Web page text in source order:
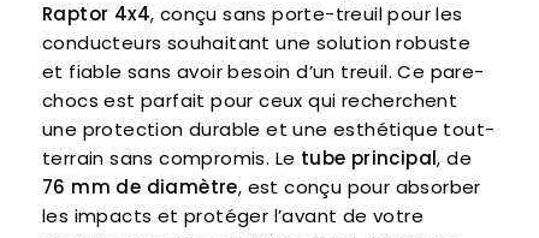
Raptor 4x4, conçu sans porte-treuil pour les
conducteurs souhaitant une solution robuste
et fiable sans avoir besoin d’un treuil. Ce pare-
chocs est parfait pour ceux qui recherchent
une protection durable et une esthétique tout-
terrain sans compromis. Le tube principal, de
76 mm de diamètre, est conçu pour absorber
les impacts et protéger l’avant de votre